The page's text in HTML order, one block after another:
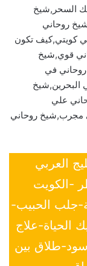
السحر,شيخ
روحاني
كويتي,كيف تكون
قوي,شيخ
في
البحرين,شيخ
علي
مجرب,شيخ روحاني
العربي
-الكويت
جلب الحبيب-
الحياة-علاج
طلاق بين